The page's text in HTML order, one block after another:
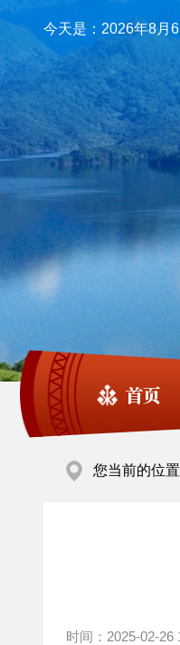
今天是：2026年8月
首页
您当前的位置
时间： 2025-02-26